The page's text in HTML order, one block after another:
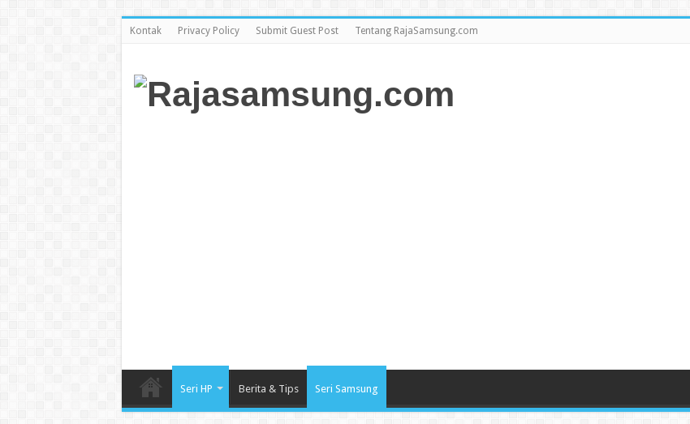
Kontak Privacy Policy Submit Guest Post Tentang RajaSamsung.com
Seri HP Berita & Tips Seri Samsung